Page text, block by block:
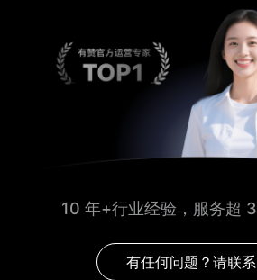
10 年+行业经验，服务超
有任何问题？请联系